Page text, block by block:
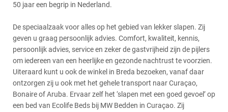
50 jaar een begrip in Nederland.
De speciaalzaak voor alles op het gebied van lekker slapen. Zij
geven u graag persoonlijk advies. Comfort, kwaliteit, kennis,
persoonlijk advies, service en zeker de gastvrijheid zijn de pijlers
om iedereen van een heerlijke en gezonde nachtrust te voorzien.
Uiteraard kunt u ook de winkel in Breda bezoeken, vanaf daar
ontzorgen zij u ook met het gehele transport naar Curaçao,
Bonaire of Aruba. Ervaar zelf het ‘slapen met een goed gevoel’ op
een bed van Ecolife Beds bij MW Bedden in Curaçao. Zij